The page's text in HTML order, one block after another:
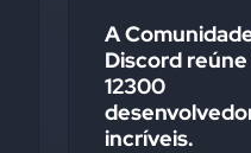
A
Discord reúne
12300
incríveis.